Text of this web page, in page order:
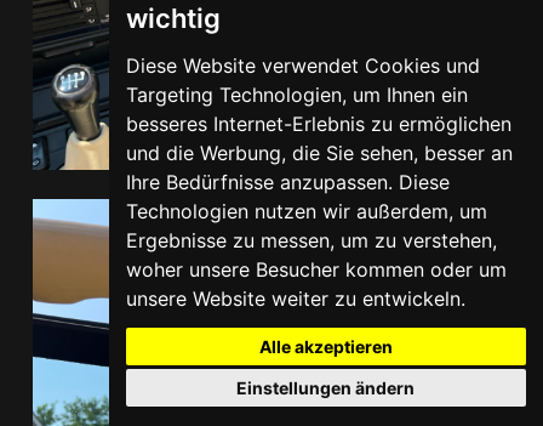
wichtig
Diese Website verwendet Cookies und
Targeting Technologien, um Ihnen ein
besseres Internet-Erlebnis zu ermöglichen
und die Werbung, die Sie sehen, besser an
Ihre Bedürfnisse anzupassen. Diese
Technologien nutzen wir außerdem, um
Ergebnisse zu messen, um zu verstehen,
woher unsere Besucher kommen oder um
unsere Website weiter zu entwickeln.
Alle akzeptieren
Einstellungen ändern